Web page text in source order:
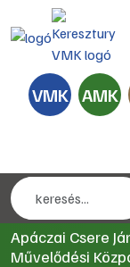
VMK AMK
Apáczai Csere
Művelődési